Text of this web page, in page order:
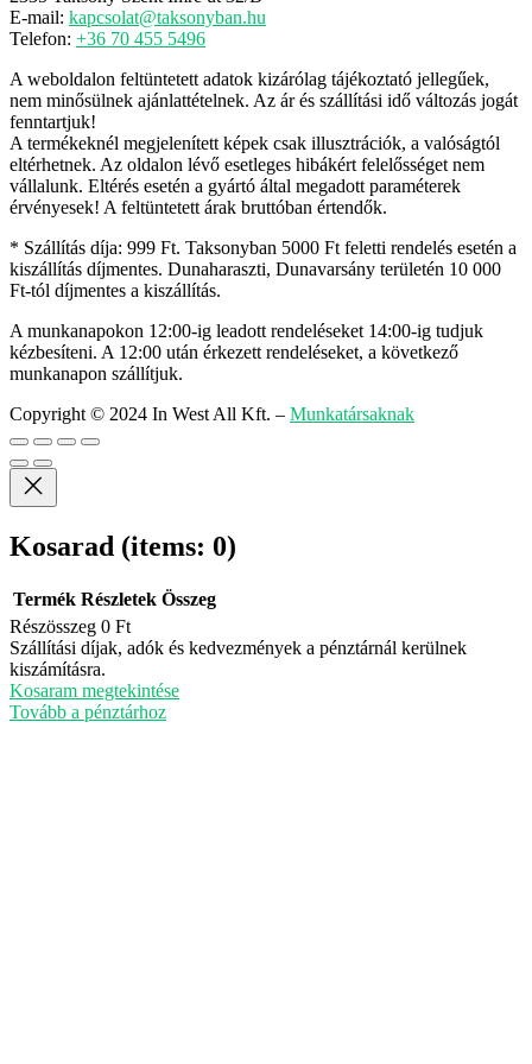
E-mail: kapcsolat@taksonyban.hu
Telefon: +36 70 455 5496
A weboldalon feltüntetett adatok kizárólag tájékoztató jellegűek,
nem minősülnek ajánlattételnek. Az ár és szállítási idő változás jogát
fenntartjuk!
A termékeknél megjelenített képek csak illusztrációk, a valóságtól
eltérhetnek. Az oldalon lévő esetleges hibákért felelősséget nem
vállalunk. Eltérés esetén a gyártó által megadott paraméterek
érvényesek! A feltüntetett árak bruttóban értendők.
* Szállítás díja: 999 Ft. Taksonyban 5000 Ft feletti rendelés esetén a
kiszállítás díjmentes. Dunaharaszti, Dunavarsány területén 10 000
Ft-tól díjmentes a kiszállítás.
A munkanapokon 12:00-ig leadott rendeléseket 14:00-ig tudjuk
kézbesíteni. A 12:00 után érkezett rendeléseket, a következő
munkanapon szállítjuk.
Copyright © 2024 In West All Kft. – Munkatársaknak
Kosarad (items: 0)
Termékek
a
kosárban
Termék Részletek Összeg
Részösszeg 0 Ft
Szállítási díjak, adók és kedvezmények a pénztárnál kerülnek
kiszámításra.
Kosaram megtekintése
Tovább a pénztárhoz